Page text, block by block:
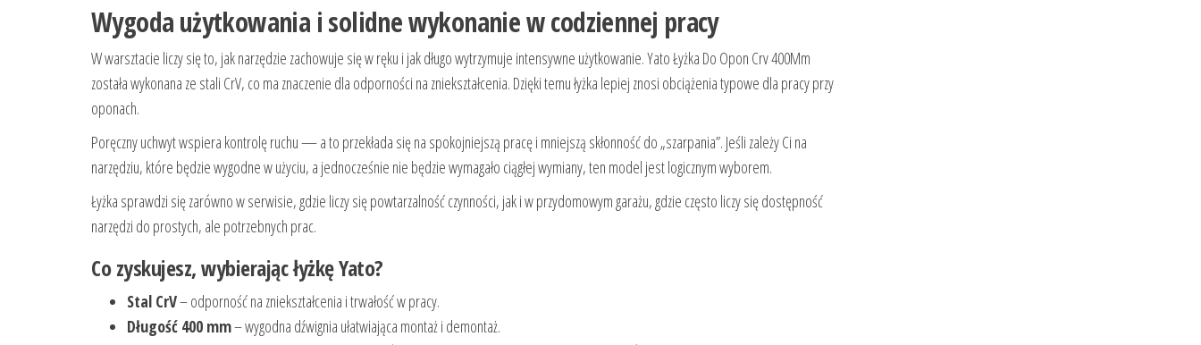
Wygoda użytkowania i solidne wykonanie w codziennej pracy
W warsztacie liczy się to, jak narzędzie zachowuje się w ręku i jak długo wytrzymuje intensywne użytkowanie. Yato Łyżka Do Opon Crv 400Mm
została wykonana ze stali CrV, co ma znaczenie dla odporności na zniekształcenia. Dzięki temu łyżka lepiej znosi obciążenia typowe dla pracy przy
oponach.
Poręczny uchwyt wspiera kontrolę ruchu — a to przekłada się na spokojniejszą pracę i mniejszą skłonność do „szarpania”. Jeśli zależy Ci na
narzędziu, które będzie wygodne w użyciu, a jednocześnie nie będzie wymagało ciągłej wymiany, ten model jest logicznym wyborem.
Łyżka sprawdzi się zarówno w serwisie, gdzie liczy się powtarzalność czynności, jak i w przydomowym garażu, gdzie często liczy się dostępność
narzędzi do prostych, ale potrzebnych prac.
Co zyskujesz, wybierając łyżkę Yato?
Stal CrV– odporność na zniekształcenia i trwałość w pracy.
Długość 400 mm– wygodna dźwignia ułatwiająca montaż i demontaż.